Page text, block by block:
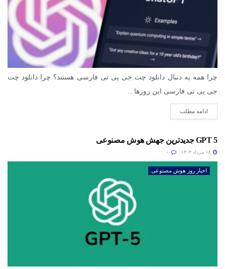
چرا همه به دنبال دانلود چت جی پی تی فارسی هستند؟ چرا دانلود چت
جی پی تی فارسی این روزها...
ادامه مطلب
GPT 5 جدیدترین جهش هوش مصنوعی
اخبار روز هوش مصنوعی